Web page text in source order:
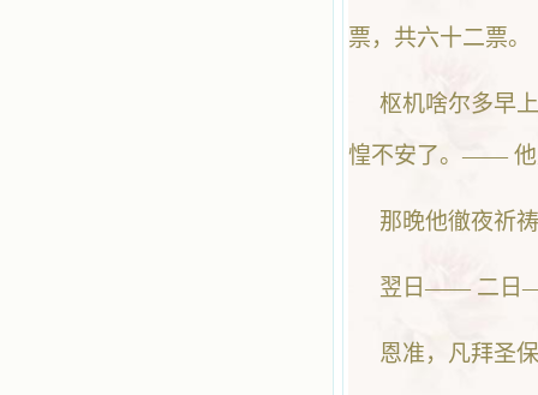
票，共六十二票。
枢机啥尔多早
惶不安了。—— 他
那晚他徹夜祈
翌日—— 二日
恩准，凡拜圣